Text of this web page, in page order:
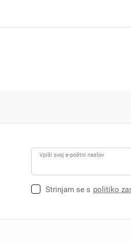
Vpiši svoj e-poštni naslov
Strinjam se s politiko